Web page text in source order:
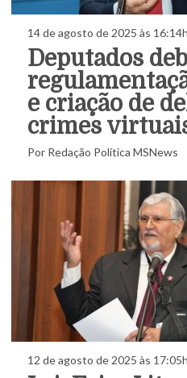
14 de agosto de 2025 às
Deputados
e criação de
crimes
Por Redação Política MSNews
12 de agosto de 2025 às